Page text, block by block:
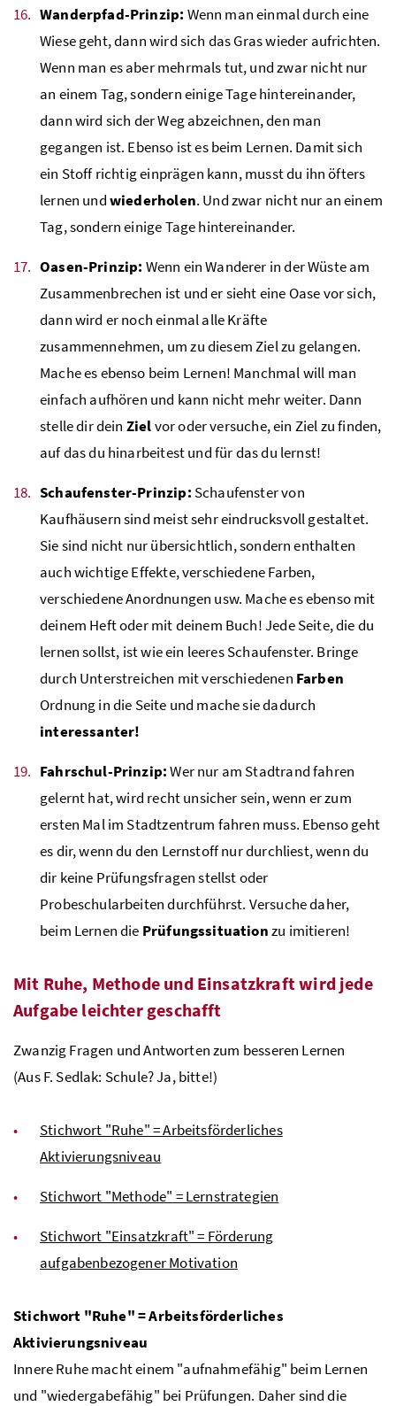
Wanderpfad-Prinzip: Wenn man einmal durch eine
Wiese geht, dann wird sich das Gras wieder aufrichten.
Wenn man es aber mehrmals tut, und zwar nicht nur
an einem Tag, sondern einige Tage hintereinander,
dann wird sich der Weg abzeichnen, den man
gegangen ist. Ebenso ist es beim Lernen. Damit sich
ein Stoff richtig einprägen kann, musst du ihn öfters
lernen undwiederholen. Und zwar nicht nur an einem
Tag, sondern einige Tage hintereinander.
Oasen-Prinzip: Wenn ein Wanderer in der Wüste am
Zusammenbrechen ist und er sieht eine Oase vor sich,
dann wird er noch einmal alle Kräfte
zusammennehmen, um zu diesem Ziel zu gelangen.
Mache es ebenso beim Lernen! Manchmal will man
einfach aufhören und kann nicht mehr weiter. Dann
stelle dir dein Zielvor oder versuche, ein Ziel zu finden,
auf das du hinarbeitest und für das du lernst!
Schaufenster-Prinzip: Schaufenster von
Kaufhäusern sind meist sehr eindrucksvoll gestaltet.
Sie sind nicht nur übersichtlich, sondern enthalten
auch wichtige Effekte, verschiedene Farben,
verschiedene Anordnungen usw. Mache es ebenso mit
deinem Heft oder mit deinem Buch! Jede Seite, die du
lernen sollst, ist wie ein leeres Schaufenster. Bringe
durch Unterstreichen mit verschiedenen Farben
Ordnung in die Seite und mache sie dadurch
interessanter!
Fahrschul-Prinzip:Wer nur am Stadtrand fahren
gelernt hat, wird recht unsicher sein, wenn er zum
ersten Mal im Stadtzentrum fahren muss. Ebenso geht
es dir, wenn du den Lernstoff nur durchliest, wenn du
dir keine Prüfungsfragen stellst oder
Probeschularbeiten durchführst. Versuche daher,
beim Lernen die Prüfungssituationzu imitieren!
Mit Ruhe, Methode und Einsatzkraft wird jede
Aufgabe leichter geschafft
Zwanzig Fragen und Antworten zum besseren Lernen
(Aus F. Sedlak: Schule? Ja, bitte!)
Stichwort "Ruhe" = Arbeitsförderliches
Aktivierungsniveau
Stichwort "Methode" = Lernstrategien
Stichwort "Einsatzkraft" = Förderung
aufgabenbezogener Motivation
Stichwort "Ruhe" = Arbeitsförderliches
Aktivierungsniveau
Innere Ruhe macht einem "aufnahmefähig" beim Lernen
und "wiedergabefähig" bei Prüfungen. Daher sind die